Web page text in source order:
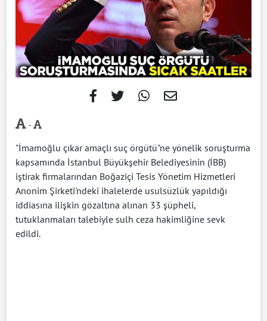
-
"İmamoğlu çıkar amaçlı suç örgütü"ne yönelik soruşturma
kapsamında İstanbul Büyükşehir Belediyesinin (İBB)
iştirak firmalarından Boğaziçi Tesis Yönetim Hizmetleri
Anonim Şirketi'ndeki ihalelerde usulsüzlük yapıldığı
iddiasına ilişkin gözaltına alınan 33 şüpheli,
tutuklanmaları talebiyle sulh ceza hakimliğine sevk
edildi.